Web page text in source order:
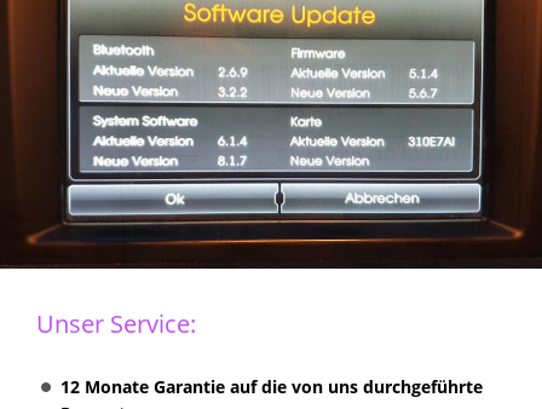
Unser Service:
12 Monate Garantie auf die von uns durchgeführte